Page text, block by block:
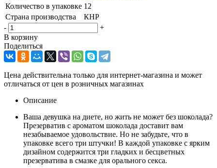
Количество в упаковке 12
Страна производства
КНР
-
+
В корзину
Поделиться
Цена действительна только для интернет-магазина и может
отличаться от цен в розничных магазинах
Описание
Ваша девушка на диете, но жить не может без шоколада?
Презерватив с ароматом шоколада доставит вам
незабываемое удовольствие. Но не забудьте, что в
упаковке всего три штучки! В каждой упаковке с ярким
дизайном содержится три гладких и бесцветных
презерватива в смазке для орального секса.